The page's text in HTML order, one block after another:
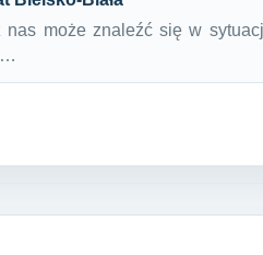
nas może znaleźć się w